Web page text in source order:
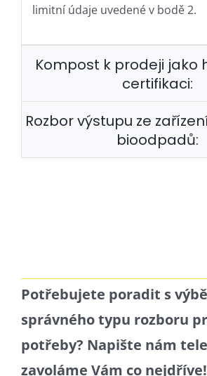
limitní údaje uvedené v bodě 2.
Kompost k prodeji jako
certifikaci:
Rozbor výstupu ze
bioodpadů:
Potřebujete poradit s
správného typu rozboru
potřeby? Napište nám
zavoláme Vám co nejdříve!